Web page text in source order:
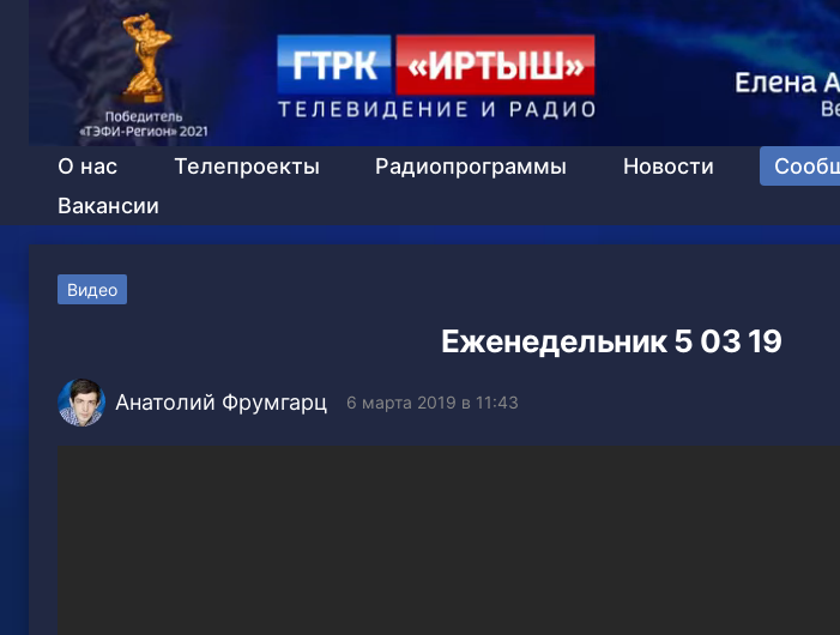
О нас Телепроекты Радиопрограммы Новости
Вакансии
Видео
Еженедельник 5 03 19
Анатолий Фрумгарц 6 марта 2019 в 11:43